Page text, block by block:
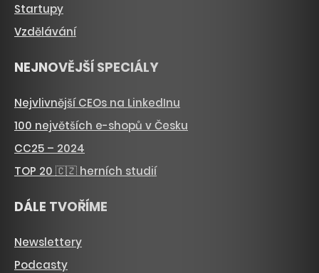
Startupy
Vzdělávání
NEJNOVĚJŠÍ SPECIÁLY
Nejvlivnější CEOs na LinkedInu
100 největších e-shopů v Česku
CC25 – 2024
TOP 20 🇨🇿 herních studií
DÁLE TVOŘÍME
Newslettery
Podcasty